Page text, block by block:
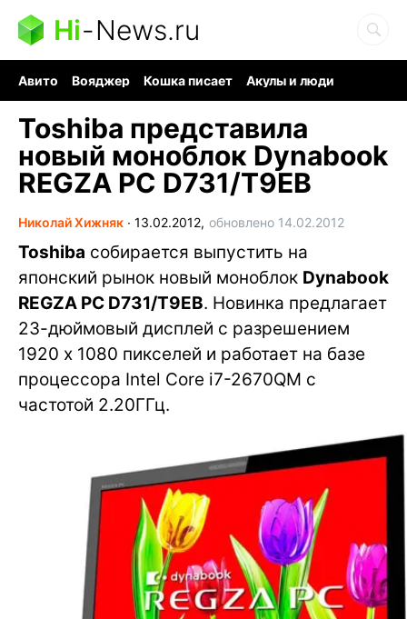
Hi-News.ru
Авито Вояджер Кошка писает
Акулы и люди
Toshiba представила
новый моноблок Dynabook
REGZA PC D731/T9EB
Николай Хижняк ∙ 13.02.2012, обновлено 14.02.2012
Toshiba собирается выпустить на
японский рынок новый моноблок Dynabook
REGZA PC D731/T9EB. Новинка предлагает
23-дюймовый дисплей с разрешением
1920 x 1080 пикселей и работает на базе
процессора Intel Core i7-2670QM с
частотой 2.20ГГц.